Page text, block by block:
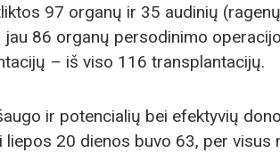
97 organų ir 35 audinių
jau 86 organų persodinimo
– iš viso 116 transplantacijų.
ir potencialių bei efektyvių
liepos 20 dienos buvo 63, per